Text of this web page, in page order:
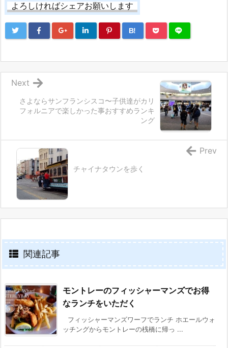
よろしければシェアお願いします
B!
さよならサンフランシスコ〜子供達がカリ
フォルニアで楽しかった事おすすめランキ
ング
Next
チャイナタウンを歩く
Prev
関連記事
モントレーのフィッシャーマンズでお得
なランチをいただく
フィッシャーマンズワーフでランチ ホエールウォ
ッチングからモントレーの桟橋に帰っ ...